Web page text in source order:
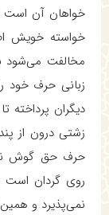
خواهان آن است
خواسته خویش
مخالفت می‌شود
زبانی حرف خود
دیگران پرداخته
زشتی درون از
حرف حق گوش
روی گردان است
نمی‌پذیرد و